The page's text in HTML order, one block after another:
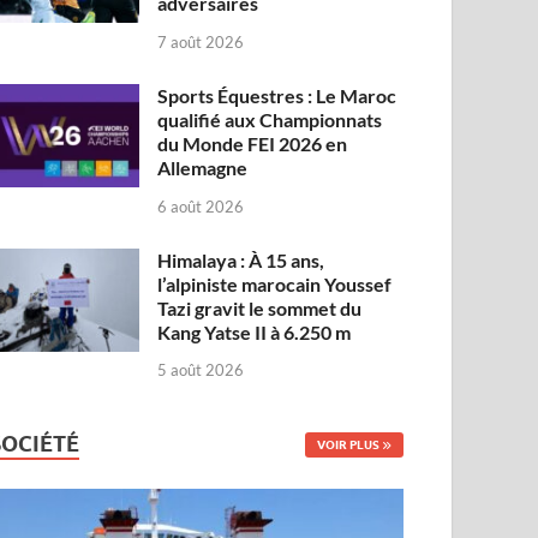
7 août 2026
Sports Équestres : Le Maroc
qualifié aux Championnats
du Monde FEI 2026 en
Allemagne
6 août 2026
Himalaya : À 15 ans,
l’alpiniste marocain Youssef
Tazi gravit le sommet du
Kang Yatse II à 6.250 m
5 août 2026
VOIR PLUS